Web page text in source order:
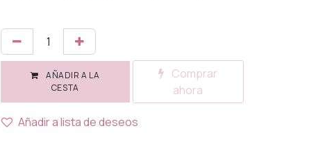
AÑADIR A LA
CESTA
Comprar
ahora
Añadir a lista de deseos